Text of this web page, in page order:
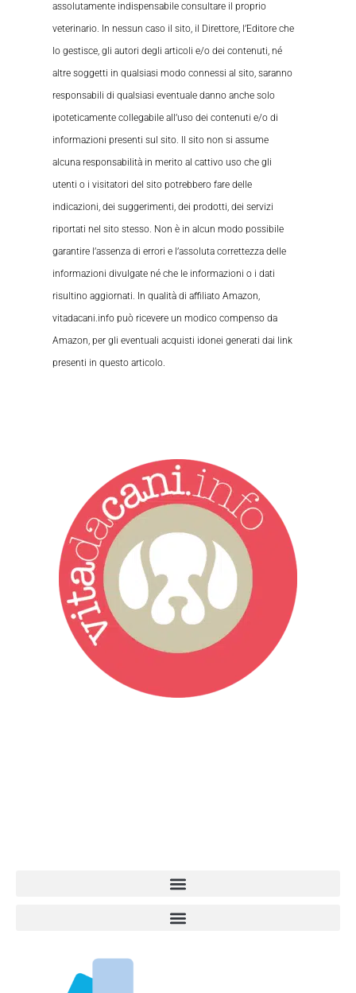
assolutamente indispensabile consultare il proprio
veterinario. In nessun caso il sito, il Direttore, l’Editore che
lo gestisce, gli autori degli articoli e/o dei contenuti, né
altre soggetti in qualsiasi modo connessi al sito, saranno
responsabili di qualsiasi eventuale danno anche solo
ipoteticamente collegabile all’uso dei contenuti e/o di
informazioni presenti sul sito. Il sito non si assume
alcuna responsabilità in merito al cattivo uso che gli
utenti o i visitatori del sito potrebbero fare delle
indicazioni, dei suggerimenti, dei prodotti, dei servizi
riportati nel sito stesso. Non è in alcun modo possibile
garantire l’assenza di errori e l’assoluta correttezza delle
informazioni divulgate né che le informazioni o i dati
risultino aggiornati. In qualità di affiliato Amazon,
vitadacani.info può ricevere un modico compenso da
Amazon, per gli eventuali acquisti idonei generati dai link
presenti in questo articolo.